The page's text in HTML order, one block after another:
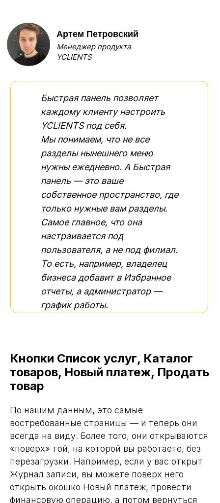
Артем Петровский
Менеджер продукта
YCLIENTS
Быстрая панель позволяет
каждому клиенту настроить
YCLIENTS под себя.
Мы понимаем, что не все
разделы нынешнего меню
нужны ежедневно. А Быстрая
панель — это ваше
собственное пространство, где
только нужные вам разделы.
Самое главное, что она
настраивается под
пользователя, а не под филиал.
То есть, например, владелец
бизнеса добавит в Избранное
отчеты, а администратор —
график работы.
Кнопки Список услуг, Каталог
товаров, Новый платеж, Продать
товар
По нашим данным, это самые
востребованные страницы — и теперь они
всегда на виду. Более того, они открываются
«поверх» той, на которой вы работаете, без
перезагрузки. Например, если у вас открыт
Журнал записи, вы можете поверх него
открыть окошко Новый платеж, провести
финансовую операцию, а потом вернуться